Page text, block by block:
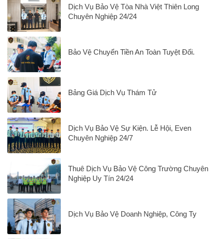
Dịch Vụ Bảo Vệ Tòa Nhà Việt Thiên Long
Chuyên Nghiệp 24/24
Bảo Vệ Chuyển Tiền An Toàn Tuyệt Đối.
Bảng Giá Dịch Vụ Thám Tử
Dịch Vụ Bảo Vệ Sự Kiện. Lễ Hội, Even
Chuyên Nghiệp 24/7
Thuê Dịch Vụ Bảo Vệ Công Trường Chuyên
Nghiệp Uy Tín 24/24
Dịch Vụ Bảo Vệ Doanh Nghiệp, Công Ty